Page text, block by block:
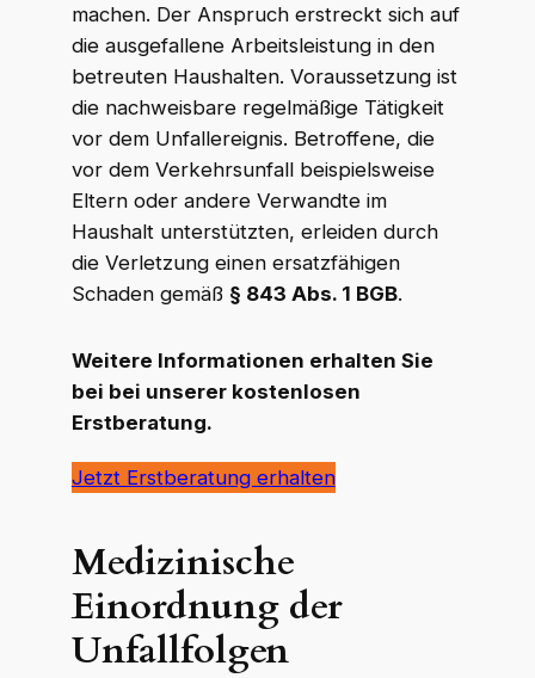
machen. Der Anspruch erstreckt sich auf
die ausgefallene Arbeitsleistung in den
betreuten Haushalten. Voraussetzung ist
die nachweisbare regelmäßige Tätigkeit
vor dem Unfallereignis. Betroffene, die
vor dem Verkehrsunfall beispielsweise
Eltern oder andere Verwandte im
Haushalt unterstützten, erleiden durch
die Verletzung einen ersatzfähigen
Schaden gemäß § 843 Abs. 1 BGB.
Weitere Informationen erhalten Sie
bei bei unserer kostenlosen
Erstberatung.
Jetzt Erstberatung erhalten
Medizinische
Einordnung der
Unfallfolgen